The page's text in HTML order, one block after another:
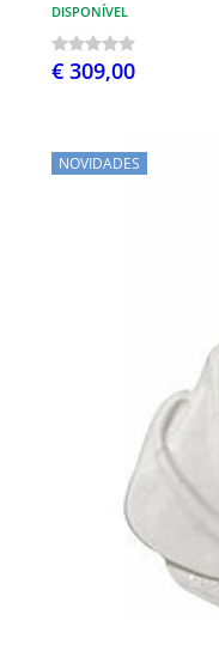
DISPONÍVEL
€ 309,00
NOVIDADES